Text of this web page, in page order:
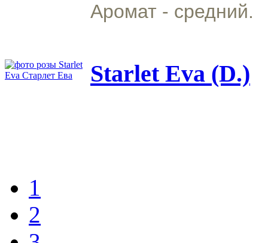
Аромат - средний.
Starlet Eva (D.)
1
2